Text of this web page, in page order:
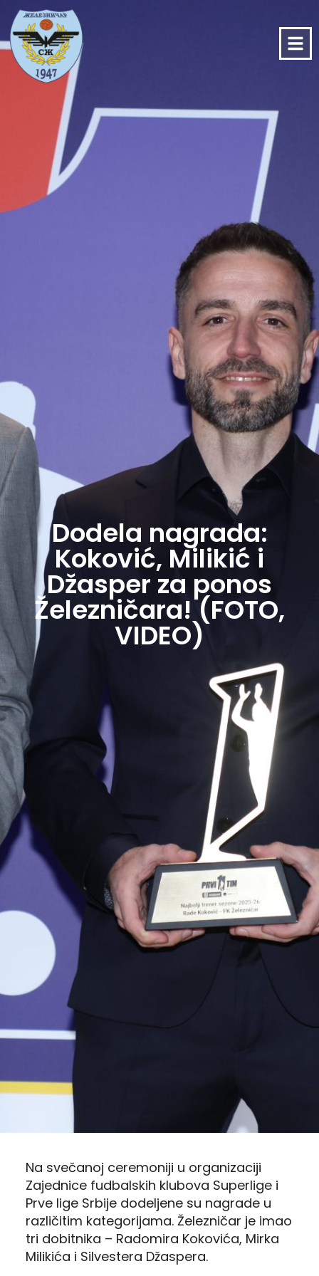
Dodela nagrada:
Koković, Milikić i
Džasper za ponos
Železničara! (FOTO,
VIDEO)
Na svečanoj ceremoniji u organizaciji
Zajednice fudbalskih klubova Superlige i
Prve lige Srbije dodeljene su nagrade u
različitim kategorijama. Železničar je imao
tri dobitnika – Radomira Kokovića, Mirka
Milikića i Silvestera Džaspera.